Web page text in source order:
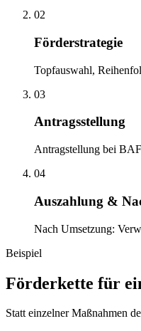
02
Förderstrategie
Topfauswahl,
03
Antragsstellung
Antragstellung bei
04
Auszahlung &
Nach Umsetzung:
Beispiel
Förderkette für
Statt einzelner Maßnahmen